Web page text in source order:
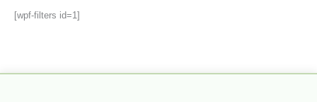
[wpf-filters id=1]